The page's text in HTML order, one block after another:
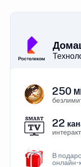
250
22
В
онлайн-